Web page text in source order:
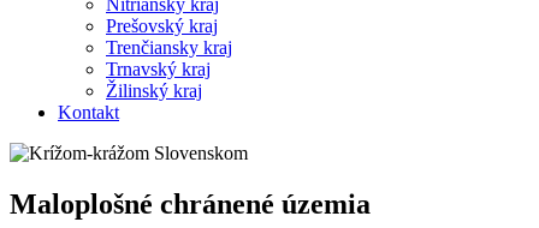
Prešovský kraj
Trenčiansky kraj
Trnavský kraj
Žilinský kraj
Kontakt
Maloplošné chránené územia